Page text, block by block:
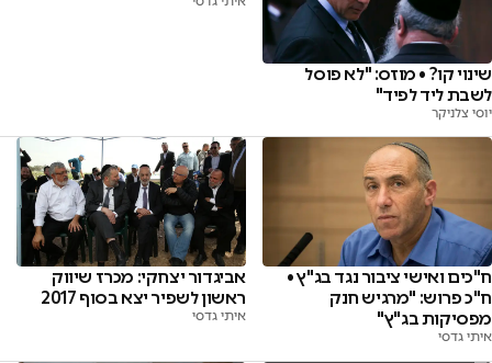
שינוי קו? • מוזס: "לא פוסל
לשבת ליד לפיד"
יוסי צלניקר
ח"כים ואישי ציבור נגד בג"ץ •
ח"כ פרוש: "מרגיש חנק
מפסיקות בג"ץ"
איתי גדסי
אביגדור יצחקי: מכרז שיווק
ראשון לשפיר יצא בסוף 2017
איתי גדסי